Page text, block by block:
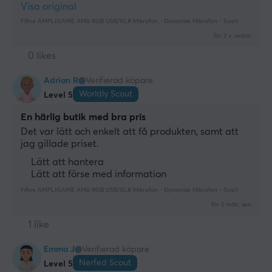
Visa original
Fifine AMPLIGAME AM8 RGB USB/XLR Mikrofon - Dynamisk Mikrofon - Svart
för 2 v. sedan
0 likes
Adrian R
Verifierad köpare
Level 5
Worldly Scout
En härlig butik med bra pris
Det var lätt och enkelt att få produkten, samt att
jag gillade priset.
Lätt att hantera
Lätt att förse med information
Fifine AMPLIGAME AM8 RGB USB/XLR Mikrofon - Dynamisk Mikrofon - Svart
för 2 mån. sen
1 like
Emma J
Verifierad köpare
Level 5
Nerfed Scout